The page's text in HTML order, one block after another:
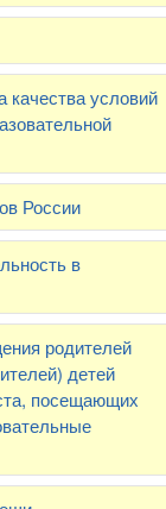
качества условий
России
в
родителей
детей
посещающих